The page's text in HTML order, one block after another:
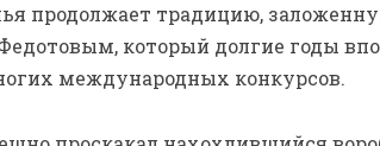
продолжает традицию,
который долгие годы
международных конкурсов.